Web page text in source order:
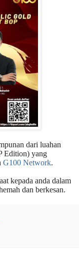
dari luahan
Edition) yang
G100 Network.
kepada anda dalam
dan berkesan.